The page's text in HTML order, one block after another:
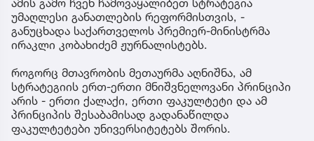
უმაღლესი განათლების რეფორმისთვის, -
განუცხადა საქართველოს პრემიერ-მინისტრმა
ირაკლი კობახიძემ ჟურნალისტებს.
როგორც მთავრობის მეთაურმა აღნიშნა, ამ
სტრატეგიის ერთ-ერთი მნიშვნელოვანი პრინციპი
არის - ერთი ქალაქი, ერთი ფაკულტეტი და ამ
პრინციპის შესაბამისად გადანაწილდა
ფაკულტეტები უნივერსიტეტებს შორის.